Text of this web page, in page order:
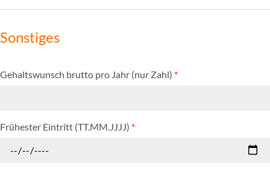
Sonstiges
Gehaltswunsch brutto pro Jahr (nur Zahl) *
Frühester Eintritt (TT.MM.JJJJ) *